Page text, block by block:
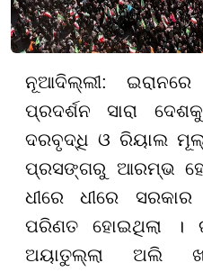
ନୂଆଦିଲ୍ଲୀ:
ପ୍ରଦର୍ଶନ ସାରା
ଦରବୃଦ୍ଧି ଓ ରିୟାଲ
ପ୍ରସଙ୍ଗରୁ ଆରମ୍ଭ
ଧୀରେ ଧୀରେ
ପରିଣତ ହୋଇଥିଲା ।
ଅୟାତୁଲ୍ଲା ଅଲି